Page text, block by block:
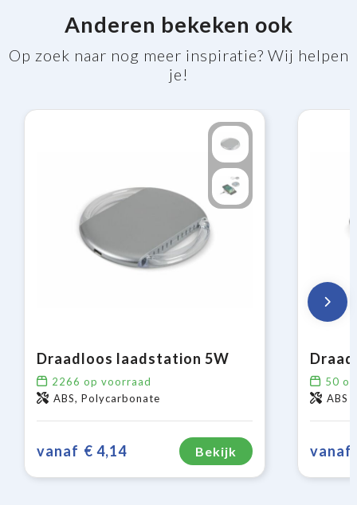
Anderen bekeken ook
Op zoek naar nog meer inspiratie? Wij helpen
je!
Draadloos laadstation 5W
2266 op voorraad
ABS, Polycarbonate
vanaf € 4,14 Bekijk
50
ABS
vanaf